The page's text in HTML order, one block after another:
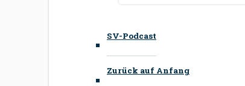
SV-Podcast
Zurück auf Anfang